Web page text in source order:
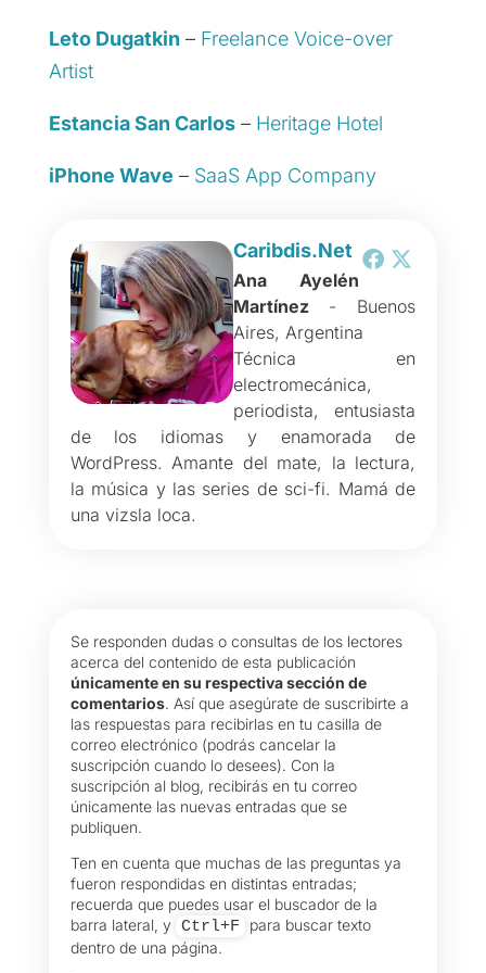
Leto Dugatkin – Freelance Voice-over
Artist
Estancia San Carlos– Heritage Hotel
iPhone Wave – SaaS App Company
Caribdis.Net
Ana Ayelén
Martínez- Buenos
Aires, Argentina
Técnica en
electromecánica,
periodista, entusiasta
de los idiomas y enamorada de
WordPress. Amante del mate, la lectura,
la música y las series de sci-fi. Mamá de
una vizsla loca.
Se responden dudas o consultas de los lectores
acerca del contenido de esta publicación
únicamente en su respectiva sección de
comentarios. Así que asegúrate de suscribirte a
las respuestas para recibirlas en tu casilla de
correo electrónico (podrás cancelar la
suscripción cuando lo desees). Con la
suscripción al blog, recibirás en tu correo
únicamente las nuevas entradas que se
publiquen.
Ten en cuenta que muchas de las preguntas ya
fueron respondidas en distintas entradas;
recuerda que puedes usar el buscador de la
barra lateral, y Ctrl+F
para buscar texto
dentro de una página.